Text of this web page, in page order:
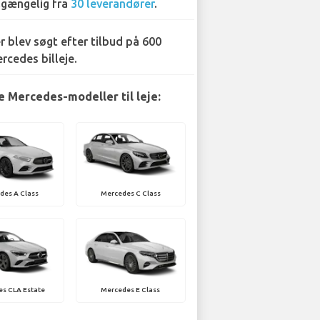
fra 30 leverandører.
blev søgt efter tilbud på 600
billeje.
Mercedes-modeller til leje:
A Class Mercedes C Class
CLA Estate Mercedes E Class